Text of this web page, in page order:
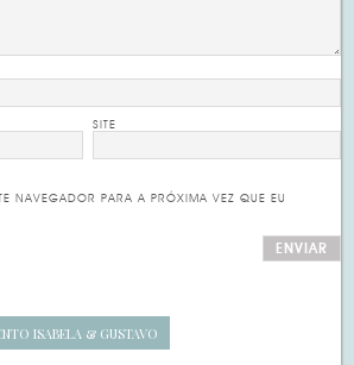
SITE
NAVEGADOR PARA A PRÓXIMA VEZ QUE EU
ISABELA & GUSTAVO